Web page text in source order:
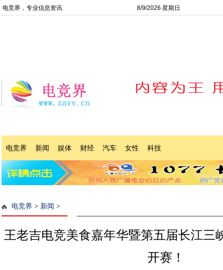
电竞界，专业信息资讯 8/9/2026 星期日
电竞界 新闻 娱体 财经 汽车 女性 科技
电竞界 > 新闻 >
王老吉电竞美食嘉年华暨第五届长江三
开赛！